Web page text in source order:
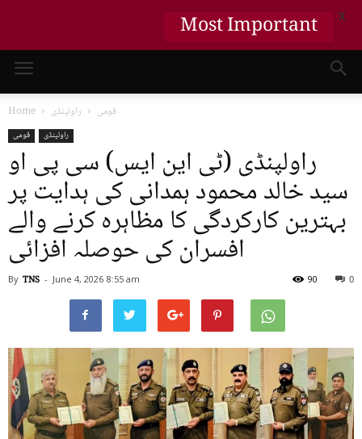
Home قومی راولپنڈی
قومی راولپنڈی
راولپنڈی (ٹی این ایس) سی پی او
سید خالد محمود ہمدانی کی ہدایت پر
بہترین کارکردگی کا مظاہرہ کرنے والے
افسران کی حوصلہ افزائی
By TNS - June 4, 2026 8:55 am 0
90
Most Important X